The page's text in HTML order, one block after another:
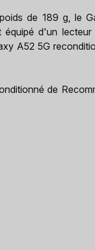
de 189 g, le
d'un
A52 5G
de